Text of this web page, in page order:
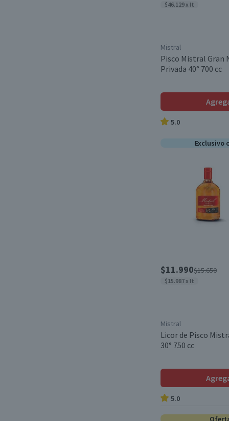
$46.129 x lt
Mistral
Pisco Mistral Gran
Privada 40° 700 cc
5.0
Exclusivo
$11.990$15.650
$15.987 x lt
Mistral
Licor de Pisco
30° 750 cc
5.0